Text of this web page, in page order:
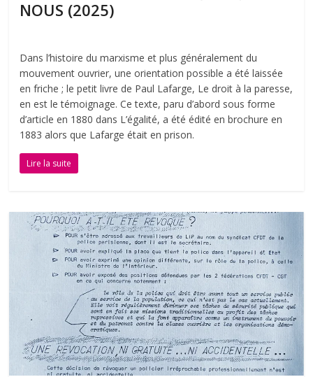
NOUS (2025)
Dans l’histoire du marxisme et plus généralement du
mouvement ouvrier, une orientation possible a été laissée
en friche ; le petit livre de Paul Lafarge, Le droit à la paresse,
en est le témoignage. Ce texte, paru d’abord sous forme
d’article en 1880 dans L’égalité, a été édité en brochure en
1883 alors que Lafarge était en prison.
Lire la suite